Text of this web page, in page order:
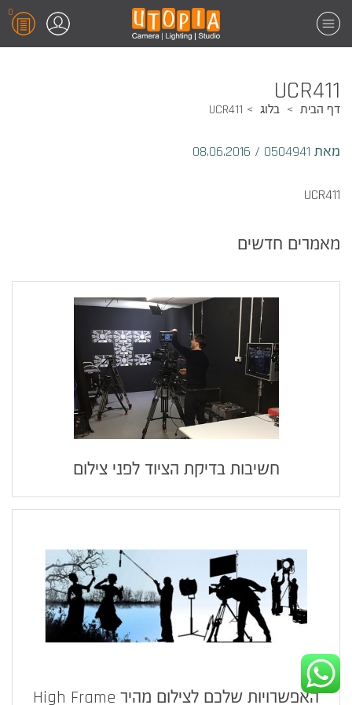
0
UCR411
דף הבית בלוג UCR411
מאת 0504941 /
UCR411
מאמרים חדשים
חשיבות בדיקת הציוד לפני צילום
האפשרויות שלכם לצילום מהיר High Frame